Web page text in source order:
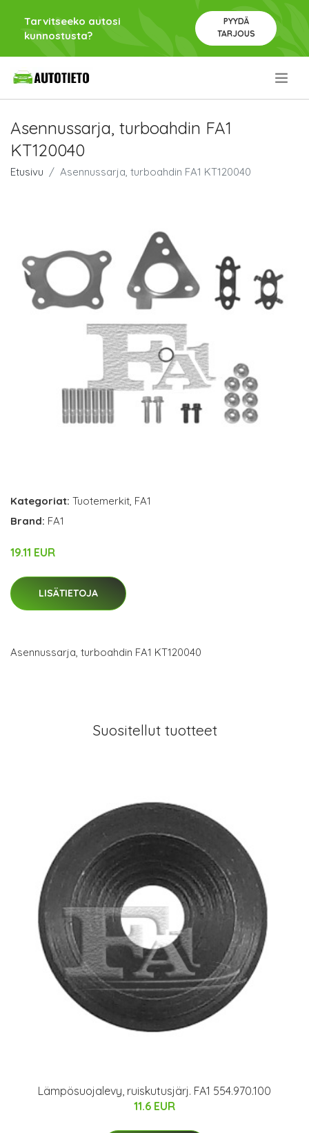
Tarvitseeko autosi
kunnostusta?
PYYDÄ
TARJOUS
Asennussarja, turboahdin FA1
KT120040
Etusivu Asennussarja, turboahdin FA1 KT120040
Kategoriat: Tuotemerkit, FA1
Brand: FA1
19.11 EUR
LISÄTIETOJA
Asennussarja, turboahdin FA1 KT120040
Suositellut tuotteet
Lämpösuojalevy, ruiskutusjärj. FA1 554.970.100
11.6 EUR